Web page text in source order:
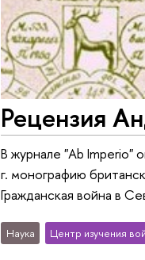
Рецензия
В журнале "Ab Imperio"
г. монографию
Гражданская война в
Наука Центр изучения